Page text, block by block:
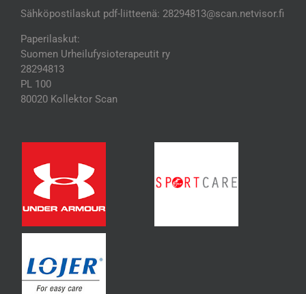
Sähköpostilaskut pdf-liitteenä: 28294813@scan.netvisor.fi
Paperilaskut:
Suomen Urheilufysioterapeutit ry
28294813
PL 100
80020 Kollektor Scan